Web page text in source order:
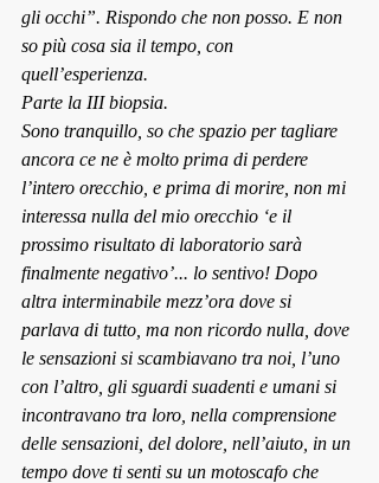
gli occhi”. Rispondo che non posso. E non
so più cosa sia il tempo, con
quell’esperienza.
Parte la III biopsia.
Sono tranquillo, so che spazio per tagliare
ancora ce ne è molto prima di perdere
l’intero orecchio, e prima di morire, non mi
interessa nulla del mio orecchio ‘e il
prossimo risultato di laboratorio sarà
finalmente negativo’... lo sentivo! Dopo
altra interminabile mezz’ora dove si
parlava di tutto, ma non ricordo nulla, dove
le sensazioni si scambiavano tra noi, l’uno
con l’altro, gli sguardi suadenti e umani si
incontravano tra loro, nella comprensione
delle sensazioni, del dolore, nell’aiuto, in un
tempo dove ti senti su un motoscafo che